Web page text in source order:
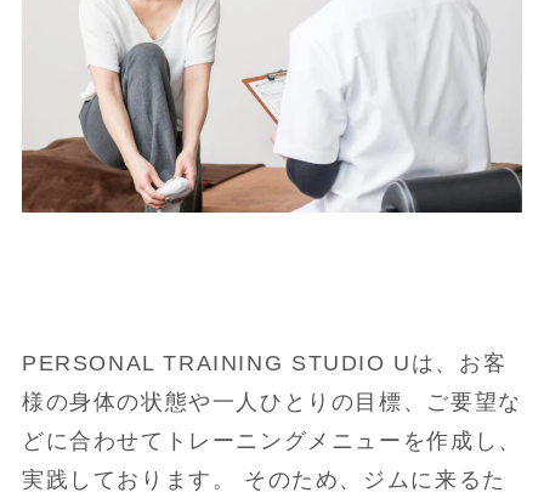
PERSONAL TRAINING STUDIO Uは、お客
様の身体の状態や一人ひとりの目標、ご要望な
どに合わせてトレーニングメニューを作成し、
実践しております。 そのため、ジムに来るた